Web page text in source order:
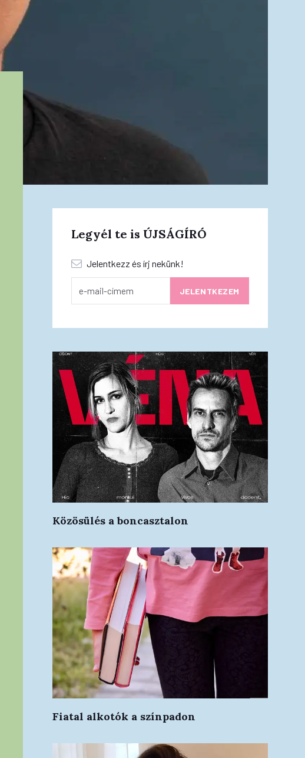
Legyél te is ÚJSÁGÍRÓ
Jelentkezz és írj nekünk!
Közösülés a boncasztalon
Fiatal alkotók a színpadon